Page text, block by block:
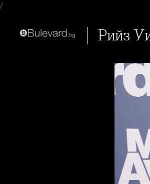
/
Рийз